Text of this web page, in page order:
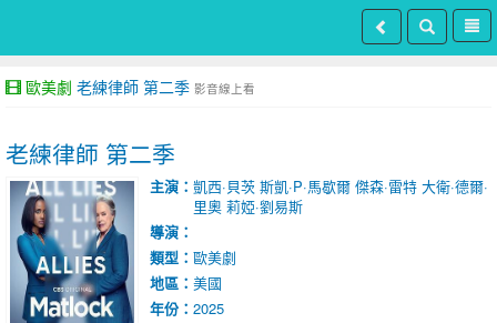
歐美劇 老練律師 第二季 影音線上看
老練律師 第二季
主演： 凱西·貝茨 斯凱·P·馬歇爾 傑森·雷特 大衛·德爾·
里奧 莉婭·劉易斯
導演：
類型： 歐美劇
地區： 美國
年份： 2025